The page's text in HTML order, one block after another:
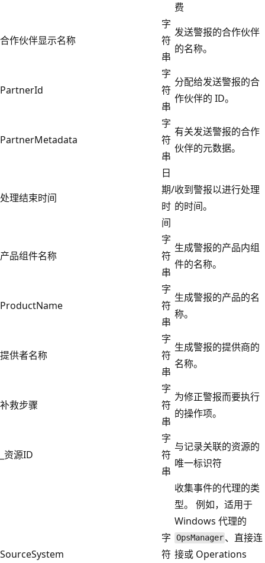
费
合作伙伴显示名称
字
符
串
发送警报的合作伙伴
的名称。
PartnerId
字
符
串
分配给发送警报的合
作伙伴的 ID。
PartnerMetadata
字
符
串
有关发送警报的合作
伙伴的元数据。
处理结束时间
日
期/
时
间
收到警报以进行处理
的时间。
产品组件名称
字
符
串
生成警报的产品内组
件的名称。
ProductName
字
符
串
生成警报的产品的名
称。
提供者名称
字
符
串
生成警报的提供商的
名称。
补救步骤
字
符
串
为修正警报而要执行
的操作项。
_资源ID
字
符
串
与记录关联的资源的
唯一标识符
SourceSystem
字
符
收集事件的代理的类
型。 例如，适用于
Windows 代理的
OpsManager 、直接连
接或 Operations